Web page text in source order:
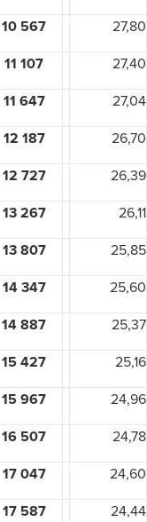
10 567 27,80
11 107 27,40
11 647 27,04
12 187 26,70
12 727 26,39
13 267 26,11
13 807 25,85
14 347 25,60
14 887 25,37
15 427 25,16
15 967 24,96
16 507 24,78
17 047 24,60
17 587 24,44